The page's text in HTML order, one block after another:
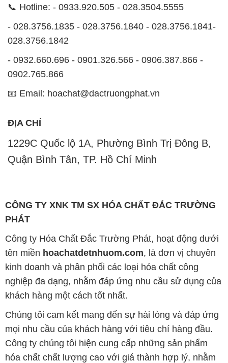
📞 Hotline: - 0933.920.505 - 028.3504.5555
- 028.3756.1835 - 028.3756.1840 - 028.3756.1841-
028.3756.1842
- 0932.660.696 - 0901.326.566 - 0906.387.866 -
0902.765.866
📧 Email: hoachat@dactruongphat.vn
ĐỊA CHỈ
1229C Quốc lộ 1A, Phường Bình Trị Đông B,
Quận Bình Tân, TP. Hồ Chí Minh
CÔNG TY XNK TM SX HÓA CHẤT ĐẮC TRƯỜNG
PHÁT
Công ty Hóa Chất Đắc Trường Phát, hoạt động dưới
tên miền hoachatdetnhuom.com, là đơn vị chuyên
kinh doanh và phân phối các loại hóa chất công
nghiệp đa dạng, nhằm đáp ứng nhu cầu sử dụng của
khách hàng một cách tốt nhất.
Chúng tôi cam kết mang đến sự hài lòng và đáp ứng
mọi nhu cầu của khách hàng với tiêu chí hàng đầu.
Công ty chúng tôi hiện cung cấp những sản phẩm
hóa chất chất lượng cao với giá thành hợp lý, nhằm